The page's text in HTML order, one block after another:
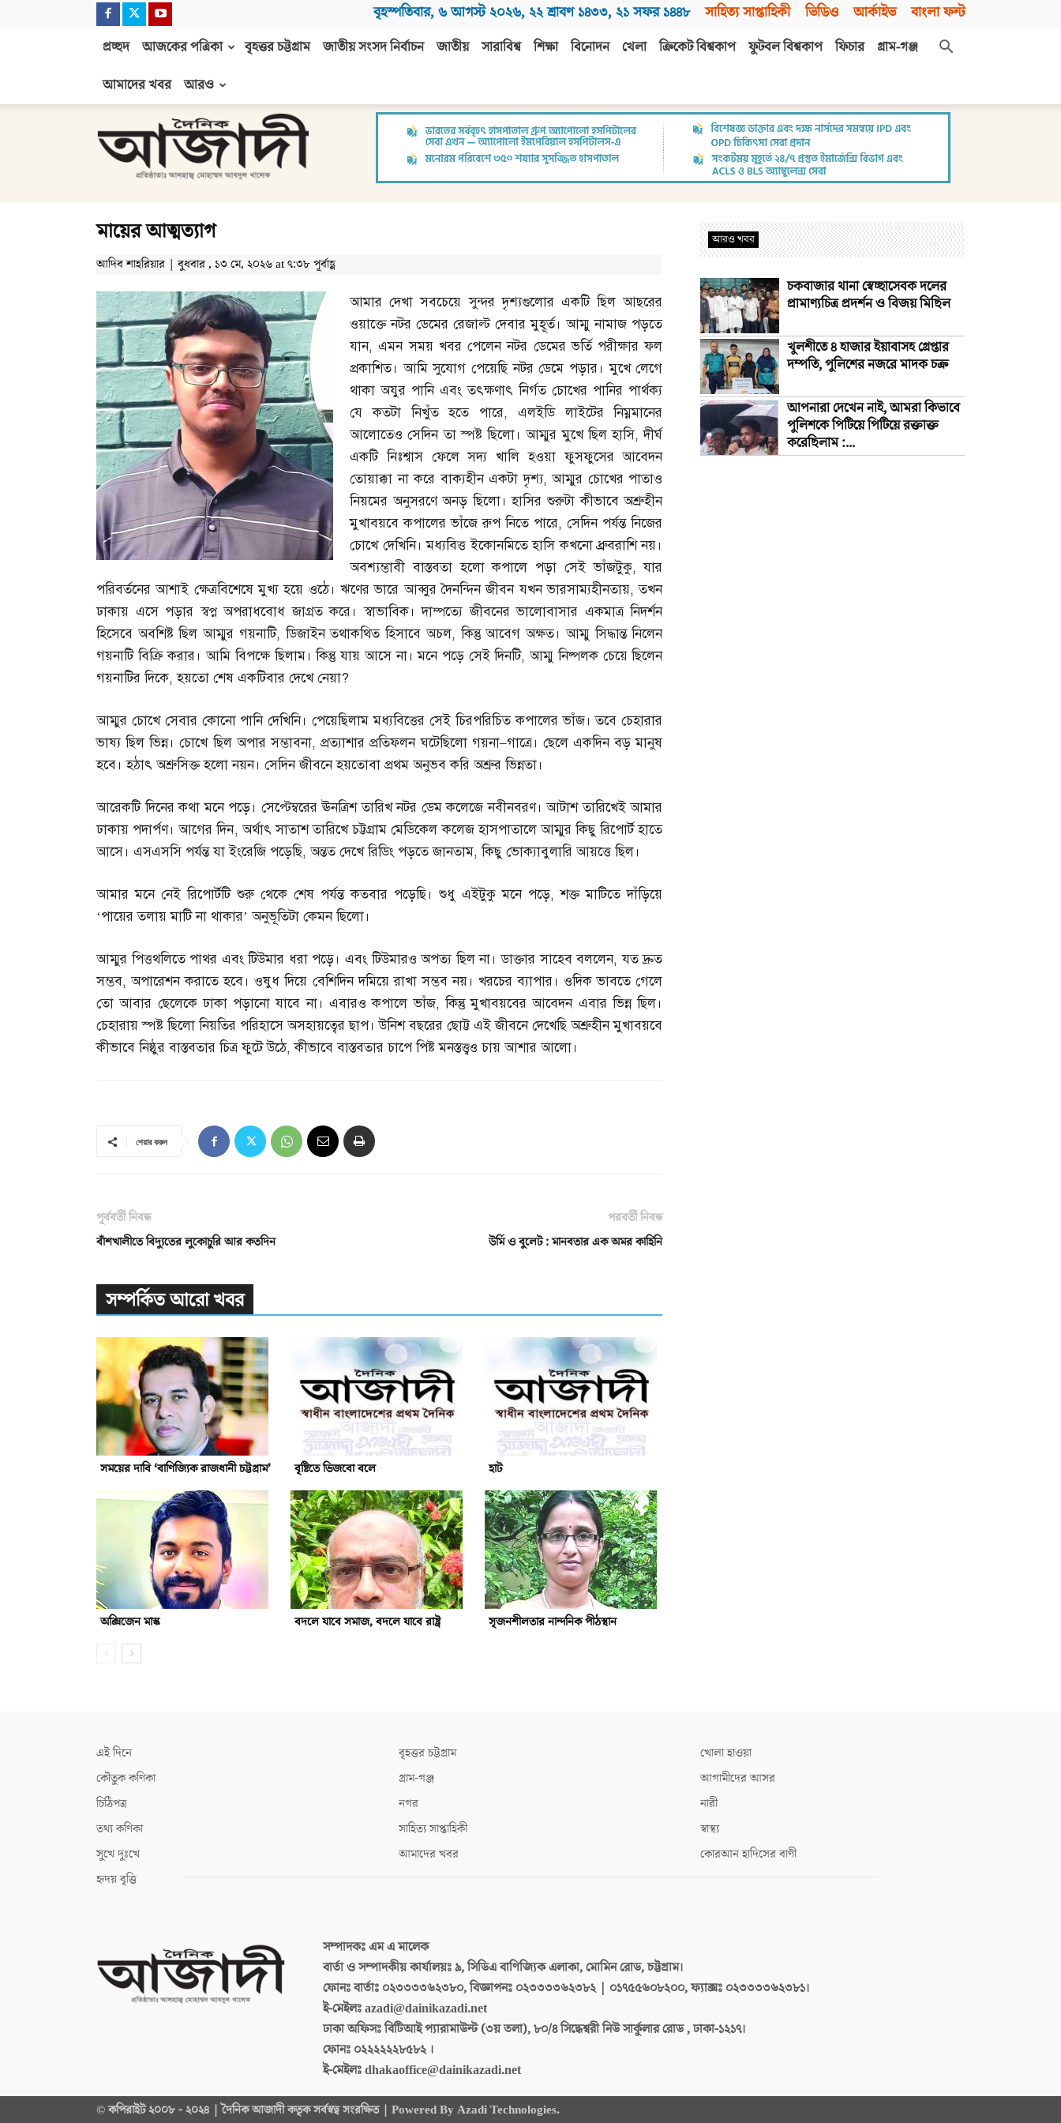
বৃহস্পতিবার, ৬ আগস্ট ২০২৬, ২২ শ্রাবণ ১৪৩৩, ২১ সফর ১৪৪৮ সাহিত্য সাপ্তাহিকী ভিডিও আর্কাইভ বাংলা ফন্ট
প্রচ্ছদ আজকের পত্রিকা বৃহত্তর চট্টগ্রাম জাতীয় সংসদ নির্বাচন জাতীয় সারাবিশ্ব শিক্ষা বিনোদন খেলা ক্রিকেট বিশ্বকাপ ফুটবল বিশ্বকাপ ফিচার
গ্রাম-গঞ্জ
আমাদের খবর
আরও
আজাদী
মায়ের আত্মত্যাগ
আদিব শাহরিয়ার | বুধবার , ১৩ মে, ২০২৬ at ৭:৩৮ পূর্বাহ্ণ
আমার দেখা সবচেয়ে সুন্দর দৃশ্যগুলোর একটি ছিল আছরের
ওয়াক্তে নটর ডেমের রেজাল্ট দেবার মুহূর্ত। আম্মু নামাজ পড়তে
যান,এমন সময় খবর পেলেন নটর ডেমের ভর্তি পরীক্ষার ফল
প্রকাশিত। আমি সুযোগ পেয়েছি নটর ডেমে পড়ার। মুখে লেগে
থাকা অযুর পানি এবং তৎক্ষণাৎ নির্গত চোখের পানির পার্থক্য
যে কতটা নিখুঁত হতে পারে, এলইডি লাইটের নিম্নমানের
আলোতেও সেদিন তা স্পষ্ট ছিলো। আম্মুর মুখে ছিল হাসি,দীর্ঘ
একটি নিঃশ্বাস ফেলে সদ্য খালি হওয়া ফুসফুসের আবেদন
তোয়াক্কা না করে বাক্যহীন একটা দৃশ্য,আম্মুর চোখের পাতাও
নিয়মের অনুসরণে অনড় ছিলো। হাসির শুরুটা কীভাবে অশ্রুহীন
মুখাবয়বে কপালের ভাঁজে রুপ নিতে পারে,সেদিন পর্যন্ত নিজের
চোখে দেখিনি। মধ্যবিত্ত ইকোনমিতে হাসি কখনো ধ্রুবরাশি নয়।
অবশ্যম্ভাবী বাস্তবতা হলো কপালে পড়া সেই ভাঁজটুকু,যার
পরিবর্তনের আশাই ক্ষেত্রবিশেষে মুখ্য হয়ে ওঠে। ঋণের ভারে আব্বুর দৈনন্দিন জীবন যখন ভারসাম্যহীনতায়,তখন
ঢাকায় এসে পড়ার স্বপ্ন অপরাধবোধ জাগ্রত করে। স্বাভাবিক। দাম্পত্যে জীবনের ভালোবাসার একমাত্র নিদর্শন
হিসেবে অবশিষ্ট ছিল আম্মুর গয়নাটি,ডিজাইন তথাকথিত হিসাবে অচল,কিন্তু আবেগ অক্ষত। আম্মু সিদ্ধান্ত নিলেন
গয়নাটি বিক্রি করার। আমি বিপক্ষে ছিলাম। কিন্তু যায় আসে না। মনে পড়ে সেই দিনটি,আম্মু নিষ্পলক চেয়ে ছিলেন
গয়নাটির দিকে,হয়তো শেষ একটিবার দেখে নেয়া?
আম্মুর চোখে সেবার কোনো পানি দেখিনি। পেয়েছিলাম মধ্যবিত্তের সেই চিরপরিচিত কপালের ভাঁজ। তবে চেহারার
ভাষ্য ছিল ভিন্ন। চোখে ছিল অপার সম্ভাবনা,প্রত্যাশার প্রতিফলন ঘটেছিলো গয়না–গাত্রে। ছেলে একদিন বড় মানুষ
হবে। হঠাৎ অশ্রুসিক্ত হলো নয়ন। সেদিন জীবনে হয়তোবা প্রথম অনুভব করি অশ্রুর ভিন্নতা।
আরেকটি দিনের কথা মনে পড়ে। সেপ্টেম্বরের ঊনত্রিশ তারিখ নটর ডেম কলেজে নবীনবরণ। আটাশ তারিখেই আমার
ঢাকায় পদার্পণ। আগের দিন,অর্থাৎ সাতাশ তারিখে চট্টগ্রাম মেডিকেল কলেজ হাসপাতালে আম্মুর কিছু রিপোর্ট হাতে
আসে। এসএসসি পর্যন্ত যা ইংরেজি পড়েছি,অন্তত দেখে রিডিং পড়তে জানতাম,কিছু ভোক্যাবুলারি আয়ত্তে ছিল।
আমার মনে নেই রিপোর্টটি শুরু থেকে শেষ পর্যন্ত কতবার পড়েছি। শুধু এইটুকু মনে পড়ে,শক্ত মাটিতে দাঁড়িয়ে
‘পায়ের তলায় মাটি না থাকার’ অনুভূতিটা কেমন ছিলো।
আম্মুর পিত্তথলিতে পাথর এবং টিউমার ধরা পড়ে। এবং টিউমারও অপত্য ছিল না। ডাক্তার সাহেব বললেন,যত দ্রুত
সম্ভব,অপারেশন করাতে হবে। ওষুধ দিয়ে বেশিদিন দমিয়ে রাখা সম্ভব নয়। খরচের ব্যাপার। ওদিক ভাবতে গেলে
তো আবার ছেলেকে ঢাকা পড়ানো যাবে না। এবারও কপালে ভাঁজ,কিন্তু মুখাবয়বের আবেদন এবার ভিন্ন ছিল।
চেহারায় স্পষ্ট ছিলো নিয়তির পরিহাসে অসহায়ত্বের ছাপ। উনিশ বছরের ছোট্ট এই জীবনে দেখেছি অশ্রুহীন মুখাবয়বে
কীভাবে নিষ্ঠুর বাস্তবতার চিত্র ফুটে উঠে,কীভাবে বাস্তবতার চাপে পিষ্ট মনস্তত্ত্বও চায় আশার আলো।
শেয়ার করুন
পূর্ববর্তী নিবন্ধ
বাঁশখালীতে বিদ্যুতের লুকোচুরি আর কতদিন
পরবর্তী নিবন্ধ
উর্মি ও বুলেট : মানবতার এক অমর কাহিনি
সম্পর্কিত আরো খবর
সময়ের দাবি ‘বাণিজ্যিক রাজধানী চট্টগ্রাম’ বৃষ্টিতে ভিজবো বলে হাট
অক্সিজেন মাস্ক বদলে যাবে সমাজ, বদলে যাবে রাষ্ট্র সৃজনশীলতার নান্দনিক পীঠস্থান
আরও খবর
চকবাজার থানা স্বেচ্ছাসেবক দলের
প্রামাণ্যচিত্র প্রদর্শন ও বিজয় মিছিল
খুলশীতে ৪ হাজার ইয়াবাসহ গ্রেপ্তার
দম্পতি, পুলিশের নজরে মাদক চক্র
আপনারা দেখেন নাই, আমরা কিভাবে
পুলিশকে পিটিয়ে পিটিয়ে রক্তাক্ত
করেছিলাম :...
এই দিনে
কৌতুক কণিকা
চিঠিপত্র
তথ্য কণিকা
সুখে দুঃখে
হৃদয় বৃত্তি
বৃহত্তর চট্টগ্রাম
গ্রাম-গঞ্জ
নগর
সাহিত্য সাপ্তাহিকী
আমাদের খবর
খোলা হাওয়া
আগামীদের আসর
নারী
স্বাস্থ্য
কোরআন হাদিসের বাণী
সম্পাদকঃএম এ মালেক
বার্তা ও সম্পাদকীয় কার্যালয়ঃ৯, সিডিএ বাণিজ্যিক এলাকা, মোমিন রোড, চট্টগ্রাম।
ফোনঃ বার্তাঃ ০২৩৩৩৩৬২৩৮০, বিজ্ঞাপনঃ ০২৩৩৩৩৬২৩৮২ | ০১৭৫৫৬০৮২০০, ফ্যাক্সঃ ০২৩৩৩৩৬২৩৮১।
ই-মেইলঃazadi@dainikazadi.net
ঢাকা অফিসঃবিটিআই প্যারামাউন্ট (৩য় তলা), ৮০/৪ সিদ্ধেশ্বরী নিউ সার্কুলার রোড , ঢাকা-১২১৭।
ফোনঃ ০২২২২২২৮৫৮২ ।
ই-মেইলঃdhakaoffice@dainikazadi.net
© কপিরাইট ২০০৮ - ২০২৪ | দৈনিক আজাদী কতৃক সর্বস্বত্ব সংরক্ষিত | Powered By Azadi Technologies.